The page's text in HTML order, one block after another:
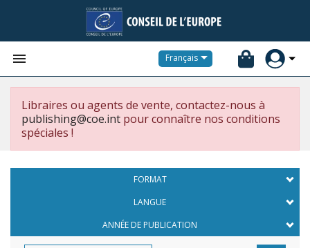
 Français
Libraires ou agents de vente, contactez-nous à
publishing@coe.int pour connaître nos conditions
spéciales !
FORMAT
LANGUE
ANNÉE DE PUBLICATION